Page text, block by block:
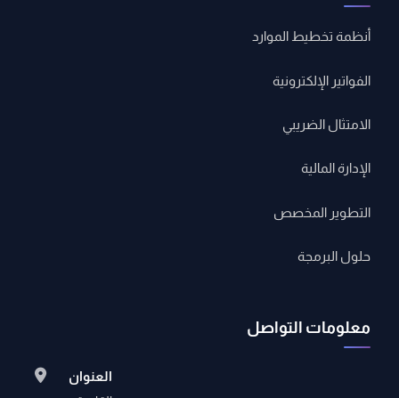
أنظمة تخطيط الموارد
الفواتير الإلكترونية
الامتثال الضريبي
الإدارة المالية
التطوير المخصص
حلول البرمجة
معلومات التواصل
العنوان